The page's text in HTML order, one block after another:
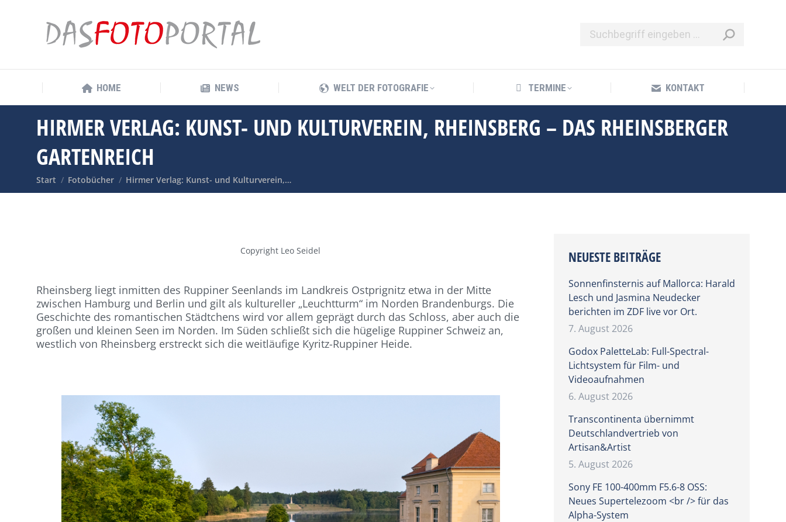
HOME NEWS WELT DER FOTOGRAFIE TERMINE KONTAKT
HIRMER VERLAG: KUNST- UND KULTURVEREIN, RHEINSBERG – DAS RHEINSBERGER
GARTENREICH
Sie befinden sich hier:
Start Fotobücher Hirmer Verlag: Kunst- und Kulturverein,…
Copyright Leo Seidel
Rheinsberg liegt inmitten des Ruppiner Seenlands im Landkreis Ostprignitz etwa in der Mitte
zwischen Hamburg und Berlin und gilt als kultureller „Leuchtturm“ im Norden Brandenburgs. Die
Geschichte des romantischen Städtchens wird vor allem geprägt durch das Schloss, aber auch die
großen und kleinen Seen im Norden. Im Süden schließt sich die hügelige Ruppiner Schweiz an,
westlich von Rheinsberg erstreckt sich die weitläufige Kyritz-Ruppiner Heide.
NEUESTE BEITRÄGE
Sonnenfinsternis auf Mallorca: Harald
Lesch und Jasmina Neudecker
berichten im ZDF live vor Ort.
7. August 2026
Godox PaletteLab: Full-Spectral-
Lichtsystem für Film- und
Videoaufnahmen
6. August 2026
Transcontinenta übernimmt
Deutschlandvertrieb von
Artisan&Artist
5. August 2026
Sony FE 100-400mm F5.6-8 OSS:
Neues Supertelezoom <br /> für das
Alpha-System
HOME NEWS